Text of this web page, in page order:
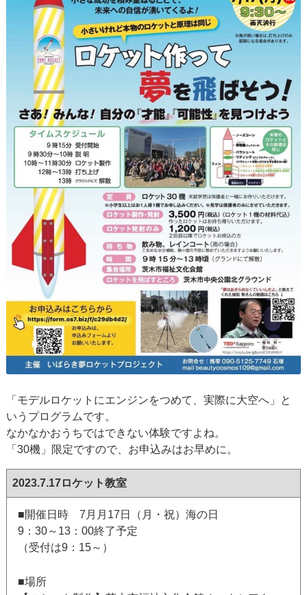
「モデルロケットにエンジンをつめて、実際に大空へ」と
いうプログラムです。
なかなかおうちではできない体験ですよね。
「30機」限定ですので、お申込みはお早めに。
2023.7.17ロケット教室
■開催日時 7月月17日（月・祝）海の日
9：30～13：00終了予定
（受付は9：15～）
■場所